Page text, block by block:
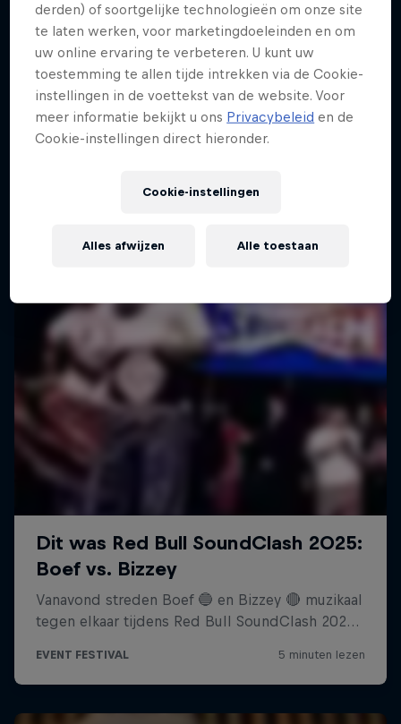
derden) of soortgelijke technologieën om onze site
te laten werken, voor marketingdoeleinden en om
uw online ervaring te verbeteren. U kunt uw
toestemming te allen tijde intrekken via de Cookie-
instellingen in de voettekst van de website. Voor
meer informatie bekijkt u ons Privacybeleid en de
Cookie-instellingen direct hieronder.
Cookie-instellingen
Alles afwijzen Alle toestaan